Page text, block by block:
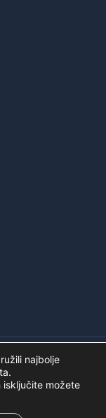
na
najbolje
isključite možete